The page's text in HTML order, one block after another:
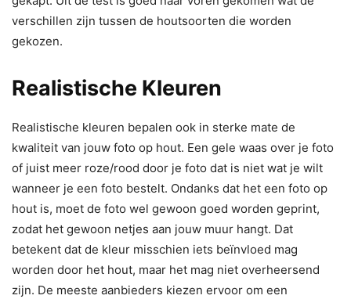
verschillen zijn tussen de houtsoorten die worden
gekozen.
Realistische Kleuren
Realistische kleuren bepalen ook in sterke mate de
kwaliteit van jouw foto op hout. Een gele waas over je foto
of juist meer roze/rood door je foto dat is niet wat je wilt
wanneer je een foto bestelt. Ondanks dat het een foto op
hout is, moet de foto wel gewoon goed worden geprint,
zodat het gewoon netjes aan jouw muur hangt. Dat
betekent dat de kleur misschien iets beïnvloed mag
worden door het hout, maar het mag niet overheersend
zijn. De meeste aanbieders kiezen ervoor om een